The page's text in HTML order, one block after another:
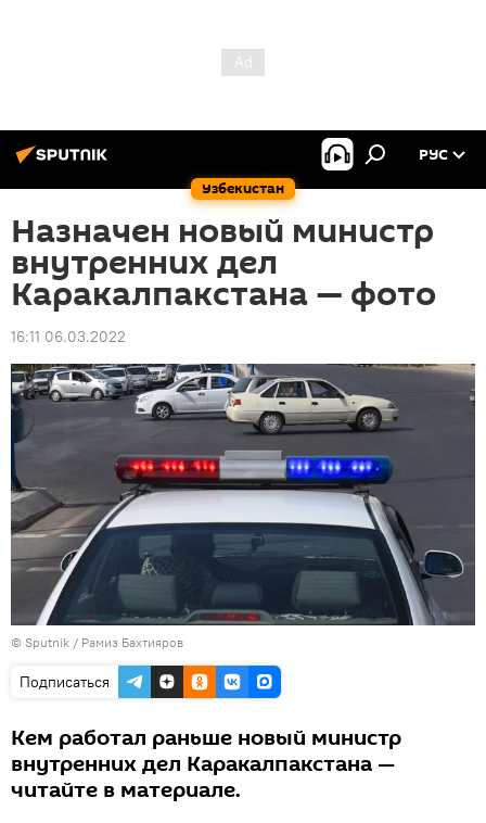
Узбекистан
РУС
Назначен новый министр
внутренних дел
Каракалпакстана — фото
16:11 06.03.2022
© Sputnik / Рамиз Бахтияров
Подписаться
Кем работал раньше новый министр
внутренних дел Каракалпакстана —
читайте в материале.